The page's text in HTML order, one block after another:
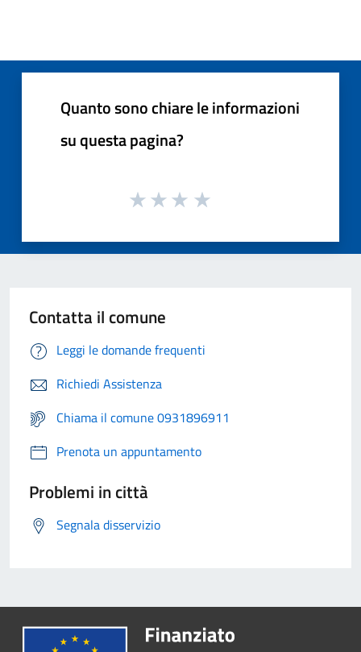
Quanto sono chiare le informazioni
su questa pagina?
Contatta il comune
Leggi le domande frequenti
Richiedi Assistenza
Chiama il comune 0931896911
Prenota un appuntamento
Problemi in città
Segnala disservizio